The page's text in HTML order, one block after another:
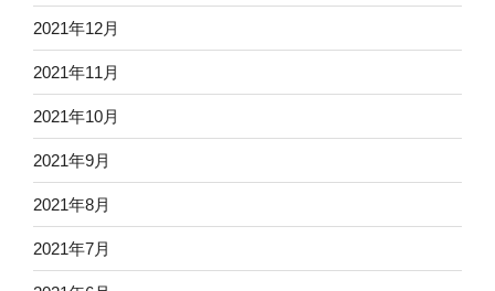
2021年12月
2021年11月
2021年10月
2021年9月
2021年8月
2021年7月